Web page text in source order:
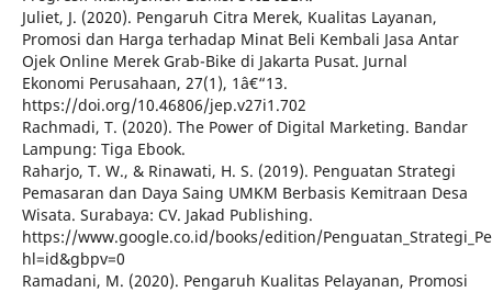
Juliet, J. (2020). Pengaruh Citra Merek, Kualitas Layanan,
Promosi dan Harga terhadap Minat Beli Kembali Jasa Antar
Ojek Online Merek Grab-Bike di Jakarta Pusat. Jurnal
Ekonomi Perusahaan, 27(1), 1â€“13.
https://doi.org/10.46806/jep.v27i1.702
Rachmadi, T. (2020). The Power of Digital Marketing. Bandar
Lampung: Tiga Ebook.
Raharjo, T. W., & Rinawati, H. S. (2019). Penguatan Strategi
Pemasaran dan Daya Saing UMKM Berbasis Kemitraan Desa
Wisata. Surabaya: CV. Jakad Publishing.
https://www.google.co.id/books/edition/
hl=id&gbpv=0
Ramadani, M. (2020). Pengaruh Kualitas Pelayanan, Promosi